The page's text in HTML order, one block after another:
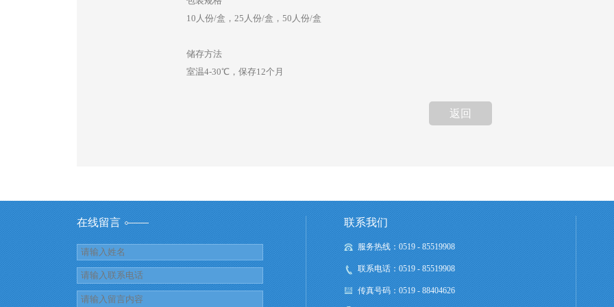
10人份/盒，25人份/盒，50人份/盒
储存方法
室温4-30℃，保存12个月
返回
在线留言 联系我们
服务热线：0519 - 85519908
联系电话：0519 - 85519908
传真号码：0519 - 88404626